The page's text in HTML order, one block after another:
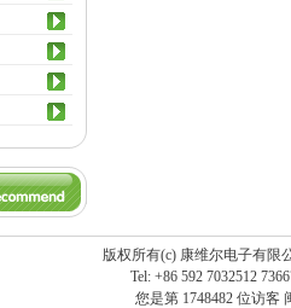
版权所有(c) 康维尔电子有
Tel: +86 592 7032512
您是第 1748482 位访客